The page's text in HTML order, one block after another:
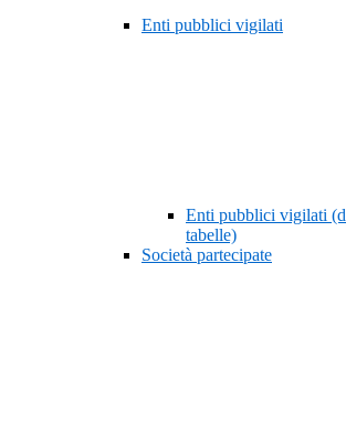
Enti pubblici vigilati
Enti pubblici vigilati
tabelle)
Società partecipate